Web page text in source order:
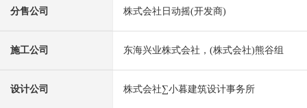
分售公司 株式会社日动摇(开发商)
施工公司 东海兴业株式会社，(株式会社)熊谷组
设计公司 株式会社∑小暮建筑设计事务所